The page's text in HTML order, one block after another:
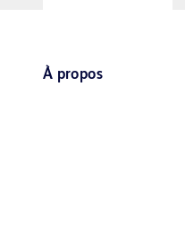
À propos